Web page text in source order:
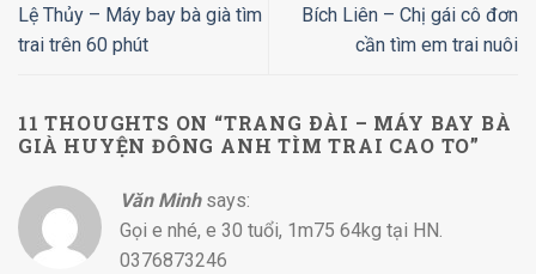
Lệ Thủy – Máy bay bà già tìm
trai trên 60 phút
Bích Liên – Chị gái cô đơn
cần tìm em trai nuôi
11 THOUGHTS ON “TRANG ÐÀI – MÁY BAY BÀ
GIÀ HUYỆN ĐÔNG ANH TÌM TRAI CAO TO”
Văn Minh says:
Gọi e nhé, e 30 tuổi, 1m75 64kg tại HN.
0376873246